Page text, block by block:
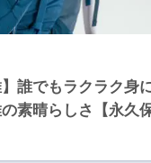
】誰でもラクラク身
素晴らしさ【永久